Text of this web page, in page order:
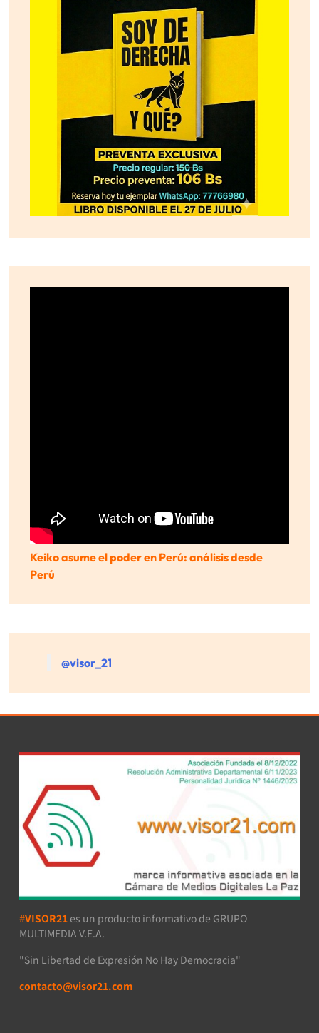
Keiko asume el poder en Perú: análisis desde
Perú
@visor_21
#VISOR21 es un producto informativo de GRUPO
MULTIMEDIA V.E.A.
"Sin Libertad de Expresión No Hay Democracia"
contacto@visor21.com